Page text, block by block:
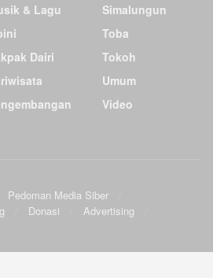
& Lagu
Dairi
Simalungun
Toba
Tokoh
Umum
Video
Pedoman Media Siber
Donasi
Advertising
Sunardo Panjaitan& G. Sahat. All